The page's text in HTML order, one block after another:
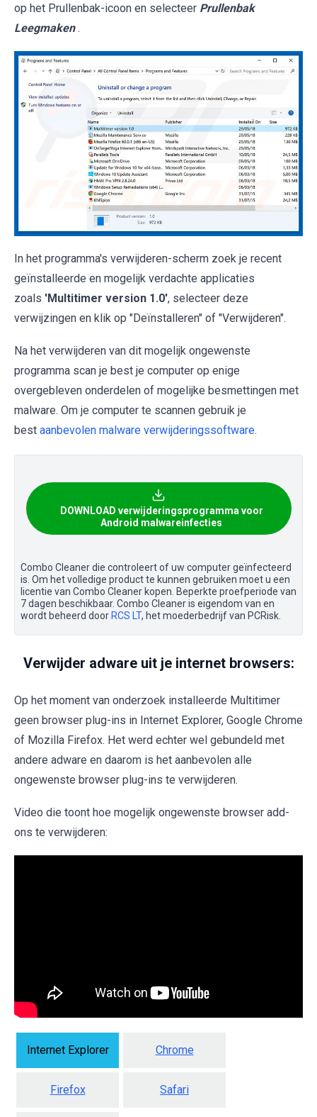
op het Prullenbak-icoon en selecteer Prullenbak
Leegmaken .
In het programma's verwijderen-scherm zoek je recent
geïnstalleerde en mogelijk verdachte applicaties
zoals 'Multitimer version 1.0', selecteer deze
verwijzingen en klik op "Deïnstalleren" of "Verwijderen".
Na het verwijderen van dit mogelijk ongewenste
programma scan je best je computer op enige
overgebleven onderdelen of mogelijke besmettingen met
malware. Om je computer te scannen gebruik je
best aanbevolen malware verwijderingssoftware.
DOWNLOAD verwijderingsprogramma voor
Android malwareinfecties
Combo Cleaner die controleert of uw computer geïnfecteerd
is. Om het volledige product te kunnen gebruiken moet u een
licentie van Combo Cleaner kopen. Beperkte proefperiode van
7 dagen beschikbaar. Combo Cleaner is eigendom van en
wordt beheerd door RCS LT, het moederbedrijf van PCRisk.
Verwijder adware uit je internet browsers:
Op het moment van onderzoek installeerde Multitimer
geen browser plug-ins in Internet Explorer, Google Chrome
of Mozilla Firefox. Het werd echter wel gebundeld met
andere adware en daarom is het aanbevolen alle
ongewenste browser plug-ins te verwijderen.
Video die toont hoe mogelijk ongewenste browser add-
ons te verwijderen:
Internet Explorer Chrome
Firefox Safari